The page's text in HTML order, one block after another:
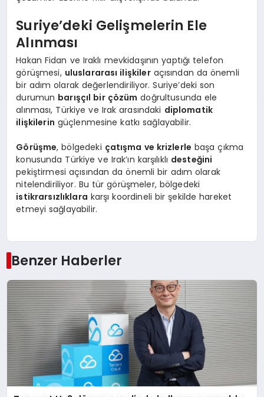
Suriye’deki Gelişmelerin Ele
Alınması
Hakan Fidan ve Iraklı mevkidaşının yaptığı telefon
görüşmesi, uluslararası ilişkileraçısından da önemli
bir adım olarak değerlendiriliyor. Suriye’deki son
durumun barışçıl bir çözüm doğrultusunda ele
alınması, Türkiye ve Irak arasındaki diplomatik
ilişkilerin güçlenmesine katkı sağlayabilir.
Görüşme, bölgedeki çatışma ve krizlerle başa çıkma
konusunda Türkiye ve Irak’ın karşılıklı desteğini
pekiştirmesi açısından da önemli bir adım olarak
nitelendiriliyor. Bu tür görüşmeler, bölgedeki
istikrarsızlıklara karşı koordineli bir şekilde hareket
etmeyi sağlayabilir.
Benzer Haberler